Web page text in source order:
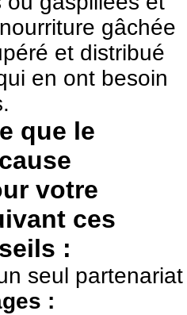
gâchée
et distribué
en ont besoin
que le
votre
ces
:
seul partenariat
: